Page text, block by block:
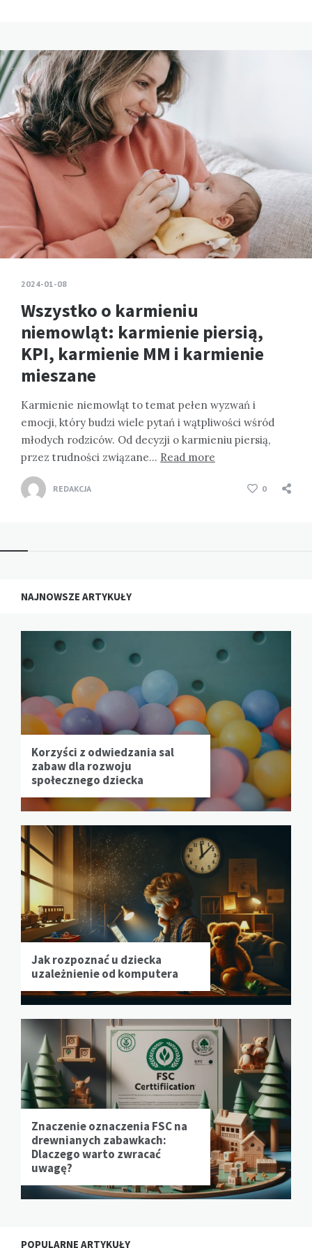
2024-01-08
Wszystko o karmieniu
niemowląt: karmienie piersią,
KPI, karmienie MM i karmienie
mieszane
Karmienie niemowląt to temat pełen wyzwań i
emocji, który budzi wiele pytań i wątpliwości wśród
młodych rodziców. Od decyzji o karmieniu piersią,
przez trudności związane… Read more
REDAKCJA 0
NAJNOWSZE ARTYKUŁY
Korzyści z odwiedzania sal
zabaw dla rozwoju
społecznego dziecka
Jak rozpoznać u dziecka
uzależnienie od komputera
Znaczenie oznaczenia FSC na
drewnianych zabawkach:
Dlaczego warto zwracać
uwagę?
POPULARNE ARTYKUŁY